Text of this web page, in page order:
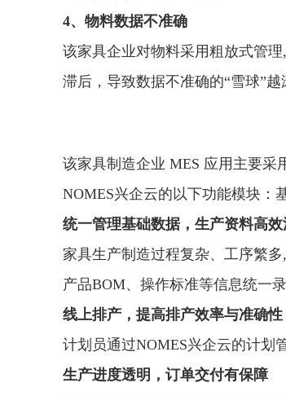
4、物料数据不准确
该家具企业对物料采用粗放式管
滞后，导致数据不准确的“雪球”越
该家具制造企业 MES 应用主要采
NOMES兴企云的以下功能模块：
统一管理基础数据，生产资料高效
家具生产制造过程复杂、工序繁
产品BOM、操作标准等信息统一
线上排产，提高排产效率与准确性
计划员通过NOMES兴企云的计划
生产进度透明，订单交付有保障